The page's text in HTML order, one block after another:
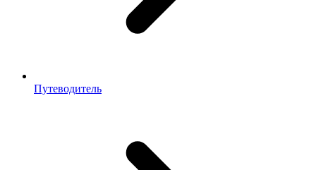
Путеводитель